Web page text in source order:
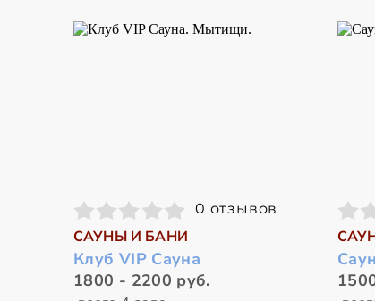
0 отзывов
САУНЫ И БАНИ
Клуб VIP Cауна
1800 - 2200 руб.